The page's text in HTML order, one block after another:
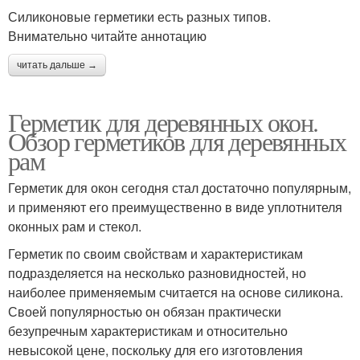
Силиконовые герметики есть разных типов.
Внимательно читайте аннотацию
читать дальше →
Герметик для деревянных окон.
Обзор герметиков для деревянных
рам
Герметик для окон сегодня стал достаточно популярным,
и применяют его преимущественно в виде уплотнителя
оконных рам и стекол.
Герметик по своим свойствам и характеристикам
подразделяется на несколько разновидностей, но
наиболее применяемым считается на основе силикона.
Своей популярностью он обязан практически
безупречным характеристикам и относительно
невысокой цене, поскольку для его изготовления